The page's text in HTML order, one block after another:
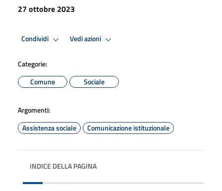
27 ottobre 2023
Condividi Vedi azioni
Categorie:
Comune
Sociale
Argomenti:
Assistenza sociale
Comunicazione istituzionale
INDICE DELLA PAGINA